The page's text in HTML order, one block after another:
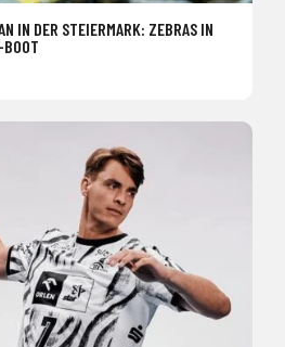
IN DER STEIERMARK: ZEBRAS IN